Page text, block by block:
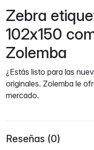
Zebra
102x150
Zolemba
¿Estás listo para las
originales. Zolemba le
mercado.
Reseñas (0)